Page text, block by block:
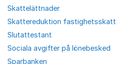
Skattelättnader
Skattereduktion fastighetsskatt
Slutattestant
Sociala avgifter på lönebesked
Sparbanken